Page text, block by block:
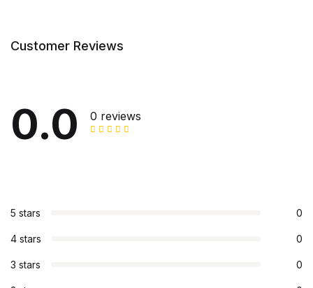
Customer Reviews
0.0 0 reviews
5 stars 0
4 stars 0
3 stars 0